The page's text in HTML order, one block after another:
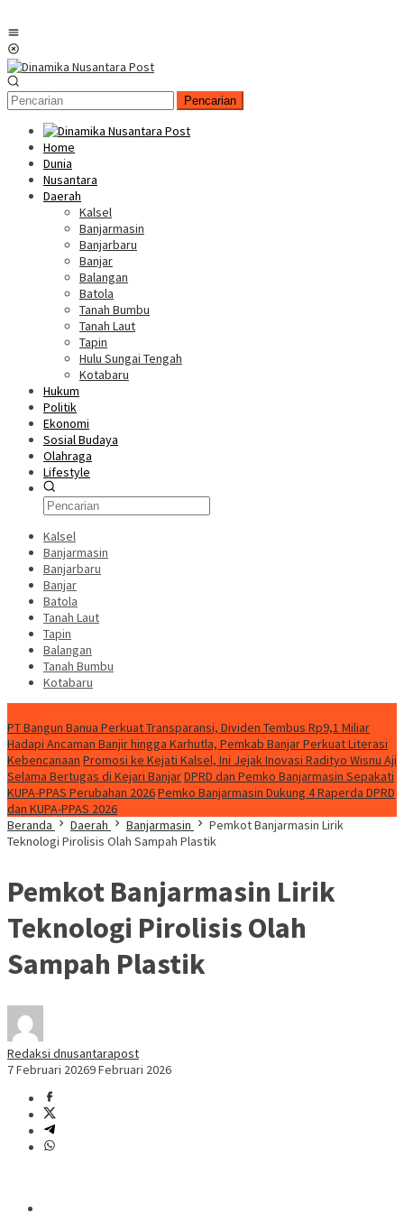
Pencarian
Home
Dunia
Nusantara
Daerah
Kalsel
Banjarmasin
Banjarbaru
Banjar
Balangan
Batola
Tanah Bumbu
Tanah Laut
Tapin
Hulu Sungai Tengah
Kotabaru
Hukum
Politik
Ekonomi
Sosial Budaya
Olahraga
Lifestyle
Kalsel
Banjarmasin
Banjarbaru
Banjar
Batola
Tanah Laut
Tapin
Balangan
Tanah Bumbu
Kotabaru
PT Bangun Banua Perkuat Transparansi, Dividen Tembus Rp9,1 Miliar
Hadapi Ancaman Banjir hingga Karhutla, Pemkab Banjar Perkuat Literasi
Kebencanaan Promosi ke Kejati Kalsel, Ini Jejak Inovasi Radityo Wisnu Aji
Selama Bertugas di Kejari BanjarDPRD dan Pemko Banjarmasin Sepakati
KUPA-PPAS Perubahan 2026Pemko Banjarmasin Dukung 4 Raperda DPRD
dan KUPA-PPAS 2026
Beranda
Daerah Banjarmasin
Pemkot Banjarmasin Lirik
Teknologi Pirolisis Olah Sampah Plastik
Pemkot Banjarmasin Lirik
Teknologi Pirolisis Olah
Sampah Plastik
Redaksi dnusantarapost
7 Februari 20269 Februari 2026